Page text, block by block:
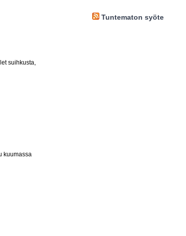
suihkusta,
kuumassa
Tuntematon syöte